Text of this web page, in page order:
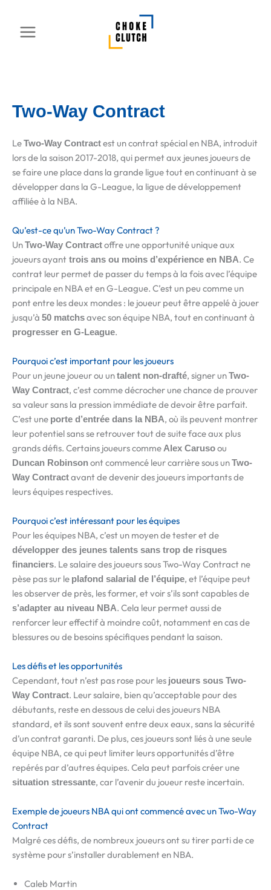
contenu
Two-Way Contract
LeTwo-Way Contractest un contrat spécial en NBA, introduit
lors de la saison 2017-2018, qui permet aux jeunes joueurs de
se faire une place dans la grande ligue tout en continuant à se
développer dans la G-League, la ligue de développement
affiliée à la NBA.
Qu’est-ce qu’un Two-Way Contract ?
UnTwo-Way Contractoffre une opportunité unique aux
joueurs ayant trois ans ou moins d’expérience en NBA. Ce
contrat leur permet de passer du temps à la fois avec l’équipe
principale en NBA et en G-League. C’est un peu comme un
pont entre les deux mondes : le joueur peut être appelé à jouer
jusqu’à 50 matchsavec son équipe NBA, tout en continuant à
progresser en G-League.
Pourquoi c’est important pour les joueurs
Pour un jeune joueur ou untalent non-drafté, signer unTwo-
Way Contract, c’est comme décrocher une chance de prouver
sa valeur sans la pression immédiate de devoir être parfait.
C’est une porte d’entrée dans la NBA, où ils peuvent montrer
leur potentiel sans se retrouver tout de suite face aux plus
grands défis. Certains joueurs comme Alex Carusoou
Duncan Robinsonont commencé leur carrière sous unTwo-
Way Contractavant de devenir des joueurs importants de
leurs équipes respectives.
Pourquoi c’est intéressant pour les équipes
Pour les équipes NBA, c’est un moyen de tester et de
développer des jeunes talents sans trop de risques
financiers. Le salaire des joueurs sous Two-Way Contract ne
pèse pas sur le plafond salarial de l’équipe, et l’équipe peut
les observer de près, les former, et voir s’ils sont capables de
s’adapter au niveau NBA. Cela leur permet aussi de
renforcer leur effectif à moindre coût, notamment en cas de
blessures ou de besoins spécifiques pendant la saison.
Les défis et les opportunités
Cependant, tout n’est pas rose pour les joueurs sous Two-
Way Contract. Leur salaire, bien qu’acceptable pour des
débutants, reste en dessous de celui des joueurs NBA
standard, et ils sont souvent entre deux eaux, sans la sécurité
d’un contrat garanti. De plus, ces joueurs sont liés à une seule
équipe NBA, ce qui peut limiter leurs opportunités d’être
repérés par d’autres équipes. Cela peut parfois créer une
situation stressante, car l’avenir du joueur reste incertain.
Exemple de joueurs NBA qui ont commencé avec un Two-Way
Contract
Malgré ces défis, de nombreux joueurs ont su tirer parti de ce
système pour s’installer durablement en NBA.
Caleb Martin